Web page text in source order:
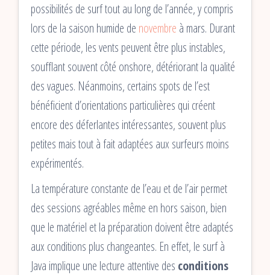
possibilités de surf tout au long de l’année, y compris
lors de la saison humide de novembre à mars. Durant
cette période, les vents peuvent être plus instables,
soufflant souvent côté onshore, détériorant la qualité
des vagues. Néanmoins, certains spots de l’est
bénéficient d’orientations particulières qui créent
encore des déferlantes intéressantes, souvent plus
petites mais tout à fait adaptées aux surfeurs moins
expérimentés.
La température constante de l’eau et de l’air permet
des sessions agréables même en hors saison, bien
que le matériel et la préparation doivent être adaptés
aux conditions plus changeantes. En effet, le surf à
Java implique une lecture attentive des conditions